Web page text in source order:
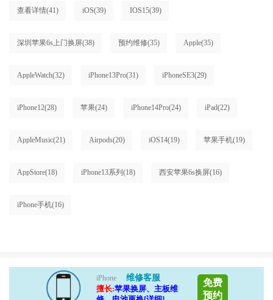
查看详情(41) iOS(39) IOS15(39)
深圳苹果6s上门换屏(38) 预约维修(35) Apple(35)
AppleWatch(32) iPhone13Pro(31) iPhoneSE3(29)
iPhone12(28) 苹果(24) iPhone14Pro(24) iPad(22)
AppleMusic(21) Airpods(20) iOS14(19) 苹果手机(19)
AppStore(18) iPhone13系列 (18) 西安苹果6s换屏(16)
iPhone手机(16)
iPhone
维修客服
擅长:苹果换屏、主板维
免费
预约